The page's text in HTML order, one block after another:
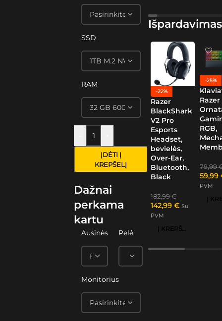
SSD
RAM
ĮDĖTI Į
KREPŠELĮ
Dažnai
perkama
kartu
Ausinės Pelė
Monitorius
Išpardavimas
-22%
Razer
BlackShark
V2 Pro
Esports
Headset,
bevielės,
Over-Ear,
Bluetooth,
Black
182,99€
142,99 € Su
PVM
Į KREPŠELĮ
-25%
Razer
RGB,
79,99
59,99
PVM